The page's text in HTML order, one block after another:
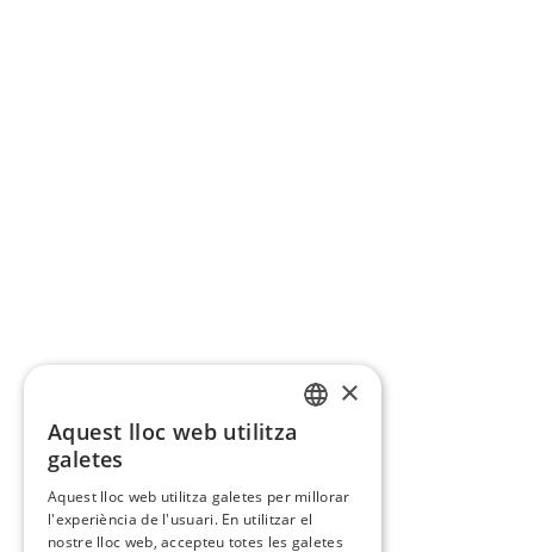
×
Aquest lloc web utilitza
galetes
Aquest lloc web utilitza galetes per millorar
l'experiència de l'usuari. En utilitzar el
nostre lloc web, accepteu totes les galetes